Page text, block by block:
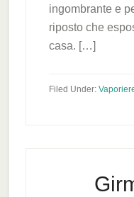
ingombrante e
riposto che
casa. […]
Filed Under: